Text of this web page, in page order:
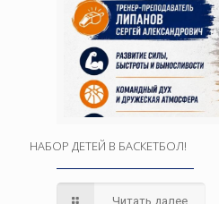
НАБОР ДЕТЕЙ В БАСКЕТБОЛ!
Читать далее